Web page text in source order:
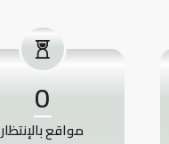
0
مواقع بالإنتظار